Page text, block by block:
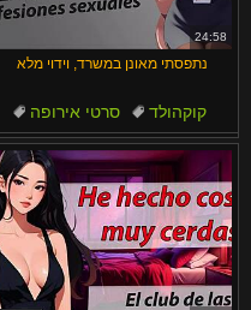
24:58
נתפסתי מאונן במשרד, וידוי מלא
סרטי אירופה
קוקהולד
ארוטי
ספרדיות משרד